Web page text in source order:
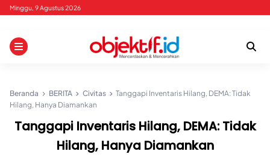
Skip
content
Minggu, 9 Agustus 2026
Beranda BERITA Civitas
Tanggapi Inventaris Hilang, DEMA: Tidak
Hilang, Hanya Diamankan
Tanggapi Inventaris Hilang, DEMA: Tidak
Hilang, Hanya Diamankan